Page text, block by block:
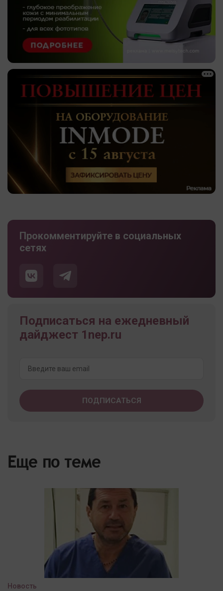
Прокомментируйте в социальных
сетях
Подписаться на ежедневный
дайджест 1nep.ru
Еще по теме
Новость